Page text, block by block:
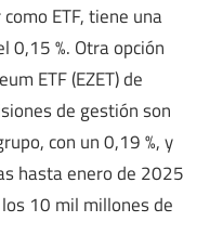
ETF, tiene una
0,15 %. Otra opción
ETF (EZET) de
de gestión son
con un 0,19 %, y
hasta enero de 2025
10 mil millones de